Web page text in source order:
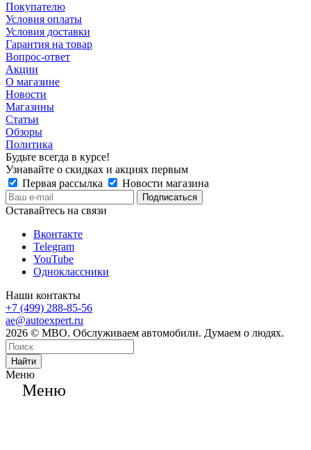
Покупателю
Условия оплаты
Условия доставки
Гарантия на товар
Вопрос-ответ
Акции
О магазине
Новости
Магазины
Статьи
Обзоры
Политика
Будьте всегда в курсе!
Узнавайте о скидках и акциях первым
Первая рассылка
Новости магазина
Оставайтесь на связи
Вконтакте
Telegram
YouTube
Одноклассники
Наши контакты
+7 (499) 288-85-56
ae@autoexpert.ru
2026 © МВО. Обслуживаем автомобили. Думаем о людях.
Найти
Меню
Меню